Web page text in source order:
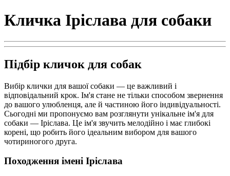
Кличка Іріслава для собаки
Підбір кличок для собак
Вибір клички для вашої собаки — це важливий і
відповідальний крок. Ім'я стане не тільки способом звернення
до вашого улюбленця, але й частиною його індивідуальності.
Сьогодні ми пропонуємо вам розглянути унікальне ім'я для
собаки — Іріслава. Це ім'я звучить мелодійно і має глибокі
корені, що робить його ідеальним вибором для вашого
чотириногого друга.
Походження імені Іріслава